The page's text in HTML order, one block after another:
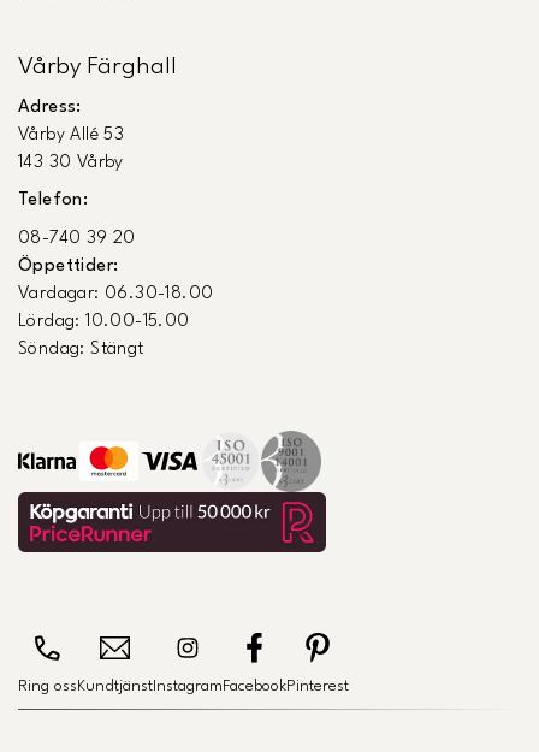
Vårby Färghall
Adress:
Vårby Allé 53
143 30 Vårby
Telefon:
08-740 39 20
Öppettider:
Vardagar: 06.30-18.00
Lördag: 10.00-15.00
Söndag: Stängt
Ring oss Kundtjänst Instagram FacebookPinterest